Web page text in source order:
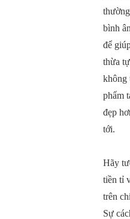
bình
để
thừa
không
phẩm
đẹp
tới.
Hãy
tiền tỉ
trên
Sự